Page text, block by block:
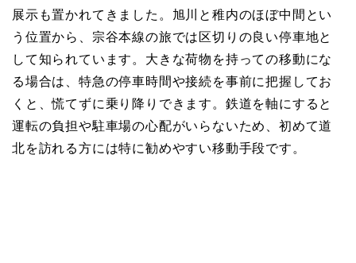
展示も置かれてきました。旭川と稚内のほぼ中間とい
う位置から、宗谷本線の旅では区切りの良い停車地と
して知られています。大きな荷物を持っての移動にな
る場合は、特急の停車時間や接続を事前に把握してお
くと、慌てずに乗り降りできます。鉄道を軸にすると
運転の負担や駐車場の心配がいらないため、初めて道
北を訪れる方には特に勧めやすい移動手段です。